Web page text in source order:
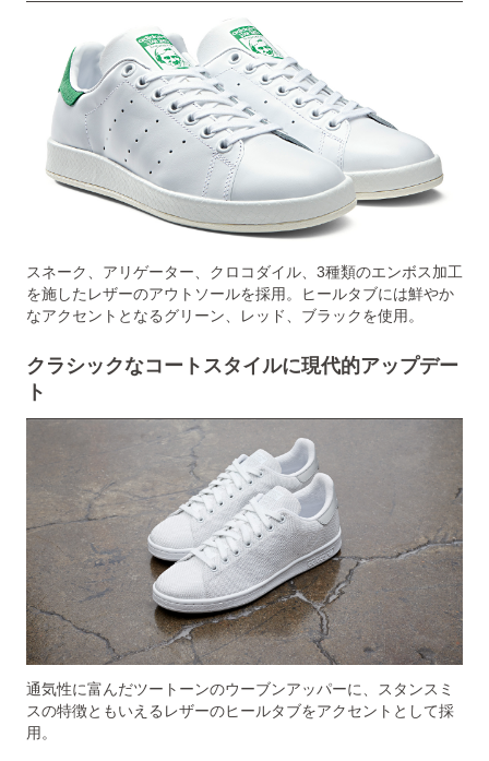
スネーク、アリゲーター、クロコダイル、3種類のエンボス加工
を施したレザーのアウトソールを採用。ヒールタブには鮮やか
なアクセントとなるグリーン、レッド、ブラックを使用。
クラシックなコートスタイルに現代的アップデー
ト
通気性に富んだツートーンのウーブンアッパーに、スタンスミ
スの特徴ともいえるレザーのヒールタブをアクセントとして採
用。